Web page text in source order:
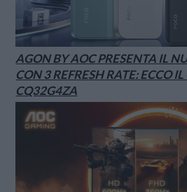
AGON BY AOC PRESENTA IL
CON 3 REFRESH RATE: ECCO
CQ32G4ZA